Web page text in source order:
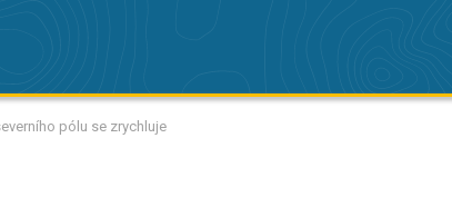
pólu se zrychluje